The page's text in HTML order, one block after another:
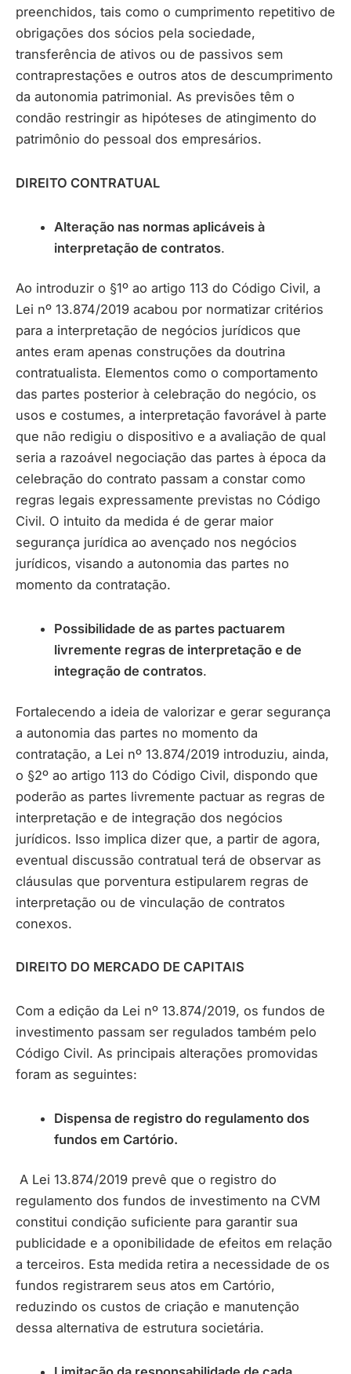
preenchidos, tais como o cumprimento repetitivo de
obrigações dos sócios pela sociedade,
transferência de ativos ou de passivos sem
contraprestações e outros atos de descumprimento
da autonomia patrimonial. As previsões têm o
condão restringir as hipóteses de atingimento do
patrimônio do pessoal dos empresários.
DIREITO CONTRATUAL
Alteração nas normas aplicáveis à
interpretação de contratos.
Ao introduzir o §1º ao artigo 113 do Código Civil, a
Lei nº 13.874/2019 acabou por normatizar critérios
para a interpretação de negócios jurídicos que
antes eram apenas construções da doutrina
contratualista. Elementos como o comportamento
das partes posterior à celebração do negócio, os
usos e costumes, a interpretação favorável à parte
que não redigiu o dispositivo e a avaliação de qual
seria a razoável negociação das partes à época da
celebração do contrato passam a constar como
regras legais expressamente previstas no Código
Civil. O intuito da medida é de gerar maior
segurança jurídica ao avençado nos negócios
jurídicos, visando a autonomia das partes no
momento da contratação.
Possibilidade de as partes pactuarem
livremente regras de interpretação e de
integração de contratos.
Fortalecendo a ideia de valorizar e gerar segurança
a autonomia das partes no momento da
contratação, a Lei nº 13.874/2019 introduziu, ainda,
o §2º ao artigo 113 do Código Civil, dispondo que
poderão as partes livremente pactuar as regras de
interpretação e de integração dos negócios
jurídicos. Isso implica dizer que, a partir de agora,
eventual discussão contratual terá de observar as
cláusulas que porventura estipularem regras de
interpretação ou de vinculação de contratos
conexos.
DIREITO DO MERCADO DE CAPITAIS
Com a edição da Lei nº 13.874/2019, os fundos de
investimento passam ser regulados também pelo
Código Civil. As principais alterações promovidas
foram as seguintes:
Dispensa de registro do regulamento dos
fundos em Cartório.
A Lei 13.874/2019 prevê que o registro do
regulamento dos fundos de investimento na CVM
constitui condição suficiente para garantir sua
publicidade e a oponibilidade de efeitos em relação
a terceiros. Esta medida retira a necessidade de os
fundos registrarem seus atos em Cartório,
reduzindo os custos de criação e manutenção
dessa alternativa de estrutura societária.